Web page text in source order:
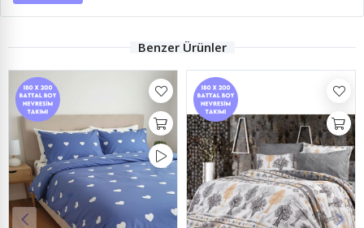
Benzer Ürünler